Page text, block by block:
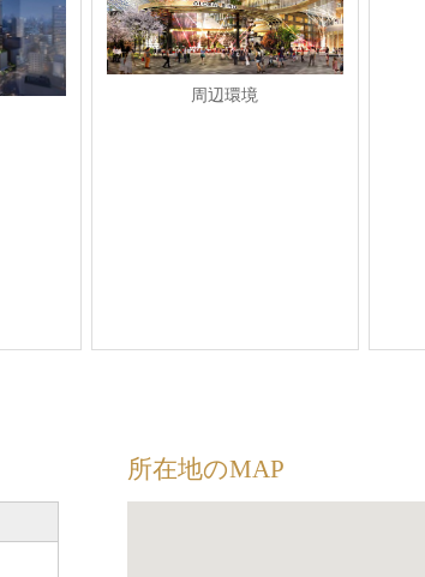
周辺環境
所在地のMAP